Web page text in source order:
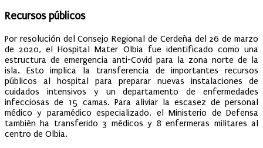
Recursos públicos
Por resolución del Consejo Regional de Cerdeña del 26 de marzo
de 2020, el Hospital Mater Olbia fue identificado como una
estructura de emergencia anti-Covid para la zona norte de la
isla. Esto implica la transferencia de importantes recursos
públicos al hospital para preparar nuevas instalaciones de
cuidados intensivos y un departamento de enfermedades
infecciosas de 15 camas. Para aliviar la escasez de personal
médico y paramédico especializado, el Ministerio de Defensa
también ha transferido 3 médicos y 8 enfermeras militares al
centro de Olbia.